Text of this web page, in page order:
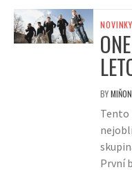
NOVINKY
BY
Tento
První